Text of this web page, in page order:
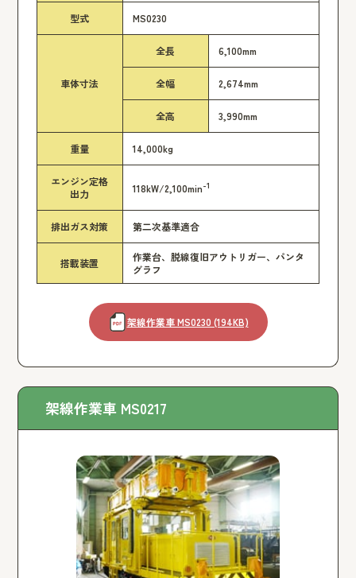
型式 MS0230
車体寸法
全長 6,100mm
全幅 2,674mm
全高 3,990mm
重量 14,000kg
エンジン定格
出力
118kW/2,100min-1
排出ガス対策 第二次基準適合
搭載装置
作業台、脱線復旧アウトリガー、パンタ
グラフ
架線作業車 MS0230 (194KB)
架線作業車 MS0217